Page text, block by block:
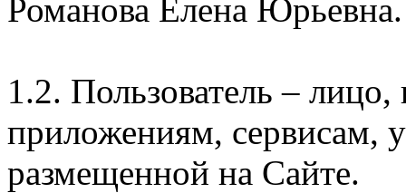
Романова Елена Юрьевна.
1.2. Пользователь –
приложениям, сервисам,
размещенной на Сайте.